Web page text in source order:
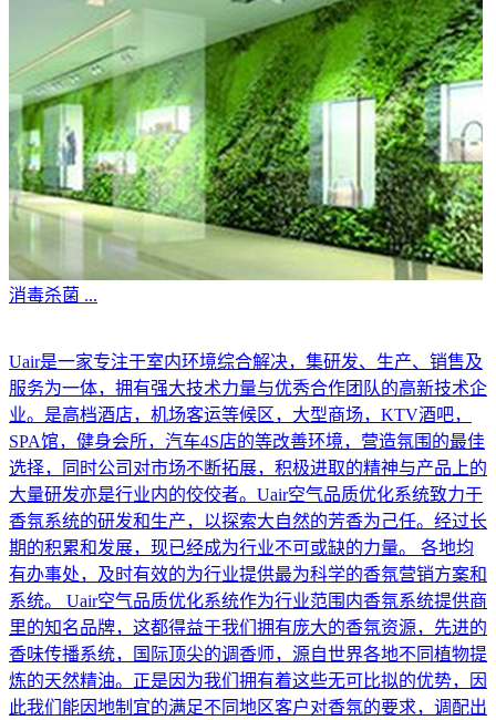
消毒杀菌 ...
Uair是一家专注于室内环境综合解决，集研发、生产、销售及
服务为一体，拥有强大技术力量与优秀合作团队的高新技术企
业。是高档酒店，机场客运等候区，大型商场，KTV酒吧，
SPA馆，健身会所，汽车4S店的等改善环境，营造氛围的最佳
选择，同时公司对市场不断拓展，积极进取的精神与产品上的
大量研发亦是行业内的佼佼者。Uair空气品质优化系统致力于
香氛系统的研发和生产，以探索大自然的芳香为己任。经过长
期的积累和发展，现已经成为行业不可或缺的力量。 各地均
有办事处，及时有效的为行业提供最为科学的香氛营销方案和
系统。 Uair空气品质优化系统作为行业范围内香氛系统提供商
里的知名品牌，这都得益于我们拥有庞大的香氛资源，先进的
香味传播系统，国际顶尖的调香师，源自世界各地不同植物提
炼的天然精油。正是因为我们拥有着这些无可比拟的优势，因
此我们能因地制宜的满足不同地区客户对香氛的要求，调配出